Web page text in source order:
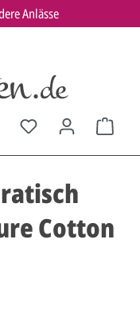
Anlässe
Cotton